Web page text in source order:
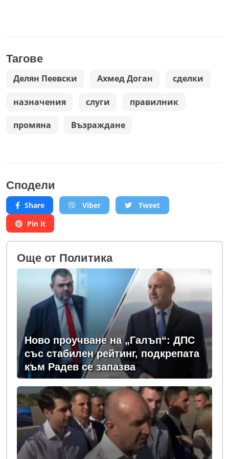
Тагове
Делян Пеевски Ахмед Доган сделки
назначения слуги правилник
промяна Възраждане
Сподели
Share Viber
Tweet
Pin it
Oще от Политика
Ново проучване на „Галъп“: ДПС
със стабилен рейтинг, подкрепата
към Радев се запазва